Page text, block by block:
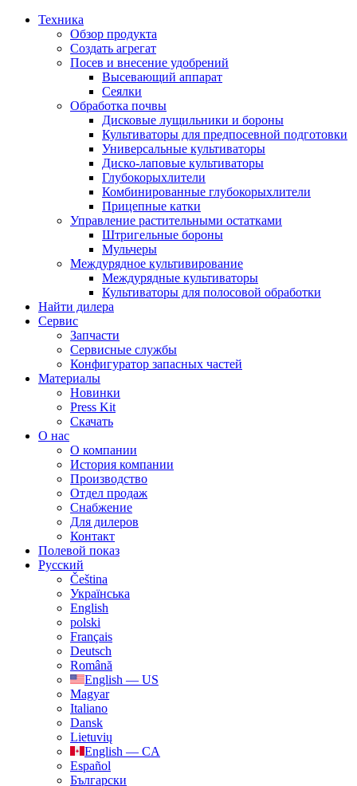
Техника
Обзор продукта
Создать агрегат
Посев и внесение удобрений
Высевающий аппарат
Сеялки
Oбработка почвы
Дисковые лущильники и бороны
Культиваторы для предпосевной подготовки
Универсальные культиваторы
Диско-лаповые культиваторы
Глубокорыхлители
Комбинированные глубокорыхлители
Прицепные катки
Управление растительными остатками
Штригельные бороны
Мульчеры
Междурядное культивирование
Междурядные культиваторы
Культиваторы для полосовой обработки
Найти дилера
Сервис
Запчасти
Сервисные службы
Конфигуратор запасных частей
Материалы
Новинки
Press Kit
Скачать
О нас
О компании
История компании
Производство
Отдел продаж
Cнабжение
Для дилеров
Контакт
Полевой показ
Русский
Čeština
Українська
English
polski
Français
Deutsch
Română
English — US
Magyar
Italiano
Dansk
Lietuvių
English — CA
Español
Български